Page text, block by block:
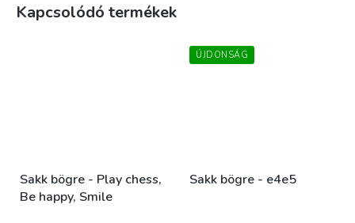
Kapcsolódó termékek
Sakk bögre - Play chess,
Be happy, Smile
ÚJDONSÁG
Sakk bögre - e4e5